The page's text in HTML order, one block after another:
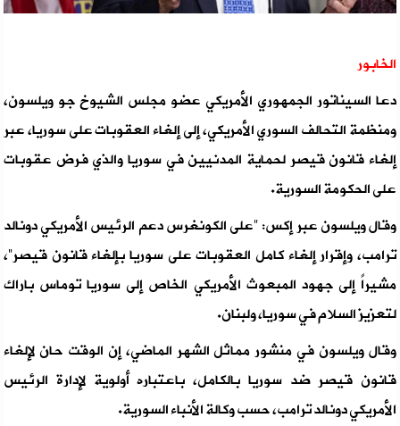
الخابور
دعا السيناتور الجمهوري الأمريكي عضو مجلس الشيوخ جو ويلسون،
ومنظمة التحالف السوري الأمريكي، إلى إلغاء العقوبات على سوريا، عبر
إلغاء قانون قيصر لحماية المدنيين في سوريا والذي فرض عقوبات
على الحكومة السورية.
وقال ويلسون عبر إكس: "على الكونغرس دعم الرئيس الأمريكي دونالد
ترامب، وإقرار إلغاء كامل العقوبات على سوريا بإلغاء قانون قيصر”،
مشيراً إلى جهود المبعوث الأمريكي الخاص إلى سوريا توماس باراك
لتعزيز السلام في سوريا، ولبنان.
وقال ويلسون في منشور مماثل الشهر الماضي، إن الوقت حان لإلغاء
قانون قيصر ضد سوريا بالكامل، باعتباره أولوية لإدارة الرئيس
الأمريكي دونالد ترامب، حسب وكالة الأنباء السورية.